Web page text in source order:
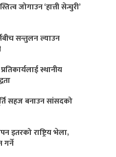
जोगाउन ‘हात्ती सेन्चुरी’
सन्तुलन ल्याउन
स्थानीय
सहज बनाउन सांसदको
इतरको राष्ट्रिय भेला,